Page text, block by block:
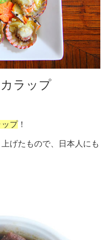
ラップ
プ！
げたもので、日本人にも